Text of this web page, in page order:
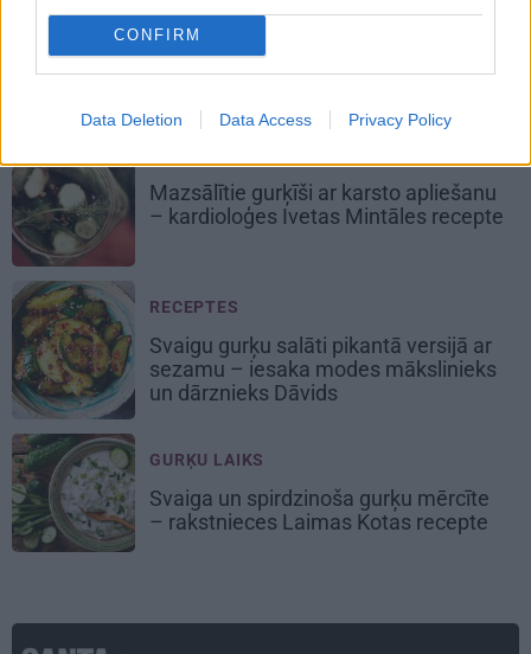
CONFIRM
Data Deletion Data Access Privacy Policy
GURĶU LAIKS
Paaudzēs pārbaudīti skābētie gurķi
Mazsālītie gurķīši ar karsto apliešanu
– kardioloģes Ivetas Mintāles recepte
RECEPTES
Svaigu gurķu salāti pikantā versijā ar
sezamu – iesaka modes mākslinieks
un dārznieks Dāvids
GURĶU LAIKS
Svaiga un spirdzinoša gurķu mērcīte
– rakstnieces Laimas Kotas recepte